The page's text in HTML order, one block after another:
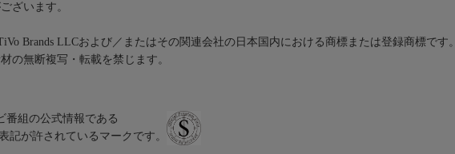
ざいます。
Brands LLCおよび／またはその関連会社の日本国内における商標または登録商標です。
の無断複写・転載を禁じます。
番組の公式情報である
記が許されているマークです。